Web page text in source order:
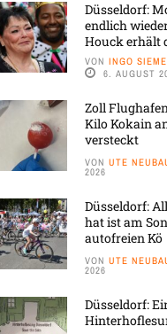
Düsseldorf:
endlich
Houck erhält
VON INGO
6. AUGUST
Zoll
Kilo Kokain
versteckt
VON UTE
2026
Düsseldorf:
hat ist am
autofreien Kö
VON UTE
2026
Düsseldorf: